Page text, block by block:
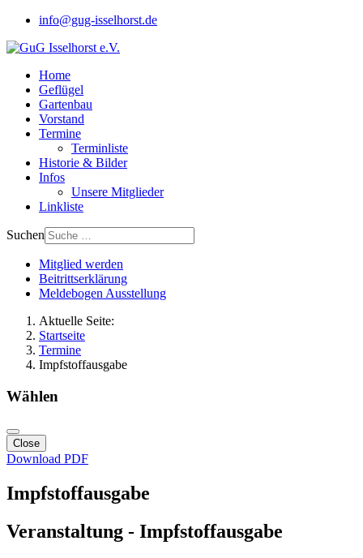
info@gug-isselhorst.de
Home
Geflügel
Gartenbau
Vorstand
Termine
Terminliste
Historie & Bilder
Infos
Unsere Mitglieder
Linkliste
Suchen
Mitglied werden
Beitrittserklärung
Meldebogen Ausstellung
Aktuelle Seite:
Startseite
Termine
Impfstoffausgabe
Wählen
Close
Download PDF
Impfstoffausgabe
Veranstaltung - Impfstoffausgabe